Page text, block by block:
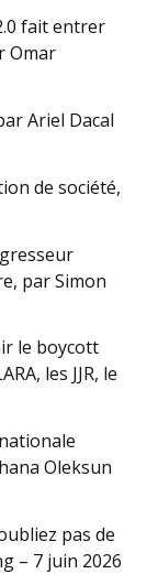
fait entrer
Omar
Ariel Dacal
de société,
par Simon
le boycott
les JJR, le
Oleksun
pas de
– 7 juin 2026